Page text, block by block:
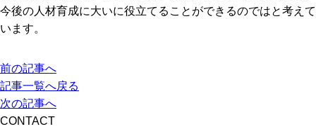
今後の人材育成に大いに役立てることができるのではと考えて
います。
前の記事へ
記事一覧へ戻る
次の記事へ
CONTACT